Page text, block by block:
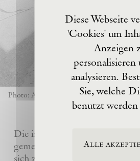
Photo: Anselm Kiefer
Die im Jahre 2017 von Anselm
gemeinnützige Eschaton
Diese Webseite
'Cookies' um
Anzeigen
personalisieren
analysieren.
Sie, welche
benutzt
Alle